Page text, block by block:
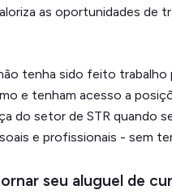
as oportunidades de
tenha sido feito trabalho
e tenham acesso a
do setor de STR quando
e profissionais - sem
seu aluguel de